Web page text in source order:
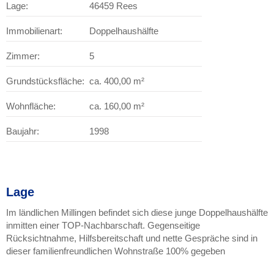
Lage: 46459 Rees
Immobilienart: Doppelhaushälfte
Zimmer: 5
Grundstücksfläche: ca. 400,00 m²
Wohnfläche: ca. 160,00 m²
Baujahr: 1998
Lage
Im ländlichen Millingen befindet sich diese junge Doppelhaushälfte
inmitten einer TOP-Nachbarschaft. Gegenseitige
Rücksichtnahme, Hilfsbereitschaft und nette Gespräche sind in
dieser familienfreundlichen Wohnstraße 100% gegeben